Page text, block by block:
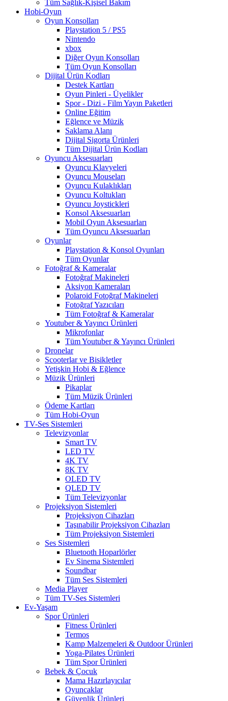
Tüm Sağlık-Kişisel Bakım
Hobi-Oyun
Oyun Konsolları
Playstation 5 / PS5
Nintendo
xbox
Diğer Oyun Konsolları
Tüm Oyun Konsolları
Dijital Ürün Kodları
Destek Kartları
Oyun Pinleri - Üyelikler
Spor - Dizi - Film Yayın Paketleri
Online Eğitim
Eğlence ve Müzik
Saklama Alanı
Dijital Sigorta Ürünleri
Tüm Dijital Ürün Kodları
Oyuncu Aksesuarları
Oyuncu Klavyeleri
Oyuncu Mouseları
Oyuncu Kulaklıkları
Oyuncu Koltukları
Oyuncu Joystickleri
Konsol Aksesuarları
Mobil Oyun Aksesuarları
Tüm Oyuncu Aksesuarları
Oyunlar
Playstation & Konsol Oyunları
Tüm Oyunlar
Fotoğraf & Kameralar
Fotoğraf Makineleri
Aksiyon Kameraları
Polaroid Fotoğraf Makineleri
Fotoğraf Yazıcıları
Tüm Fotoğraf & Kameralar
Youtuber & Yayıncı Ürünleri
Mikrofonlar
Tüm Youtuber & Yayıncı Ürünleri
Dronelar
Scooterlar ve Bisikletler
Yetişkin Hobi & Eğlence
Müzik Ürünleri
Pikaplar
Tüm Müzik Ürünleri
Ödeme Kartları
Tüm Hobi-Oyun
TV-Ses Sistemleri
Televizyonlar
Smart TV
LED TV
4K TV
8K TV
OLED TV
QLED TV
Tüm Televizyonlar
Projeksiyon Sistemleri
Projeksiyon Cihazları
Taşınabilir Projeksiyon Cihazları
Tüm Projeksiyon Sistemleri
Ses Sistemleri
Bluetooth Hoparlörler
Ev Sinema Sistemleri
Soundbar
Tüm Ses Sistemleri
Media Player
Tüm TV-Ses Sistemleri
Ev-Yaşam
Spor Ürünleri
Fitness Ürünleri
Termos
Kamp Malzemeleri & Outdoor Ürünleri
Yoga-Pilates Ürünleri
Tüm Spor Ürünleri
Bebek & Çocuk
Mama Hazırlayıcılar
Oyuncaklar
Güvenlik Ürünleri